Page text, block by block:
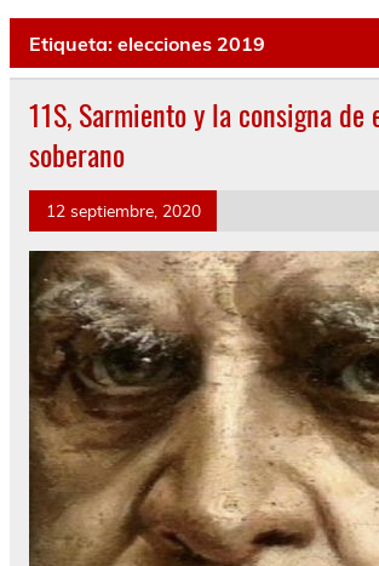
Etiqueta: elecciones 2019
11S, Sarmiento y la consigna de
soberano
12 septiembre, 2020